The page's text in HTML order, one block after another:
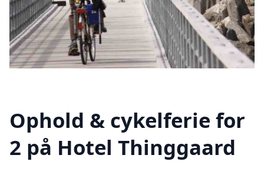
Ophold & cykelferie for
2 på Hotel Thinggaard